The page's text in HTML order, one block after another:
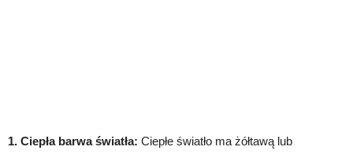
1. Ciepła barwa światła: Ciepłe światło ma żółtawą lub